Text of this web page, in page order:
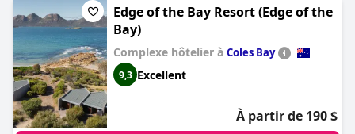
Edge of the Bay Resort (Edge of the
Bay)
Complexe hôtelier à Coles Bay
9,3 Excellent
À partir de 190 $